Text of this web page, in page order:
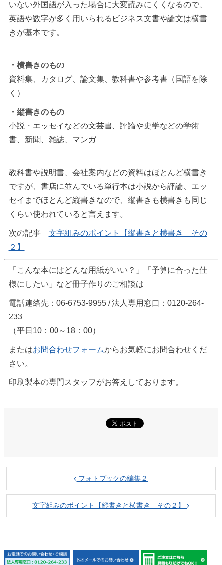
いない外国語が入った場合に大変読みにくくなるので、
英語や数字が多く用いられるビジネス文書や論文は横書
きが基本です。
・横書きのもの
資料集、カタログ、論文集、教科書や参考書（国語を除
く）
・縦書きのもの
小説・エッセイなどの文芸書、評論や史学などの学術
書、新聞、雑誌、マンガ
教科書や説明書、会社案内などの資料はほとんど横書き
ですが、書店に並んでいる単行本は小説から評論、エッ
セイまでほとんど縦書きなので、縦書きも横書きも同じ
くらい使われていると言えます。
次の記事 文字組みのポイント【縦書きと横書き その
２】
「こんな本にはどんな用紙がいい？」「予算に合った仕
様にしたい」など冊子作りのご相談は
電話連絡先：06-6753-9955 / 法人専用窓口：0120-264-
233
（平日10：00～18：00）
またはお問合わせフォームからお気軽にお問合わせくだ
さい。
印刷製本の専門スタッフがお答えしております。
フォトブックの編集２
文字組みのポイント【縦書きと横書き その２】